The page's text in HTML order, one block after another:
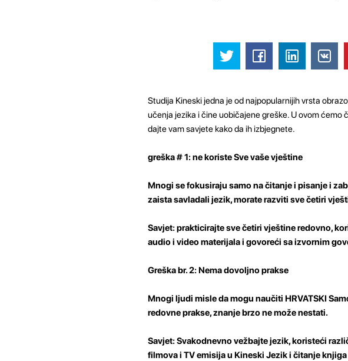
Studija Kineski jedna je od najpopularnijih vrsta
učenja jezika i čine uobičajene greške. U ovom
dajte vam savjete kako da ih izbjegnete.
greška # 1: ne koriste Sve vaše vještine
Mnogi se fokusiraju samo na čitanje i pisanje i
zaista savladali jezik, morate razviti sve četiri
Savjet: prakticirajte sve četiri vještine redovno,
audio i video materijala i govoreći sa izvornim
Greška br. 2: Nema dovoljno prakse
Mnogi ljudi misle da mogu naučiti HRVATSKI
redovne prakse, znanje brzo ne može nestati.
Savjet: Svakodnevno vežbajte jezik, koristeći
filmova i TV emisija u Kineski Jezik i čitanje